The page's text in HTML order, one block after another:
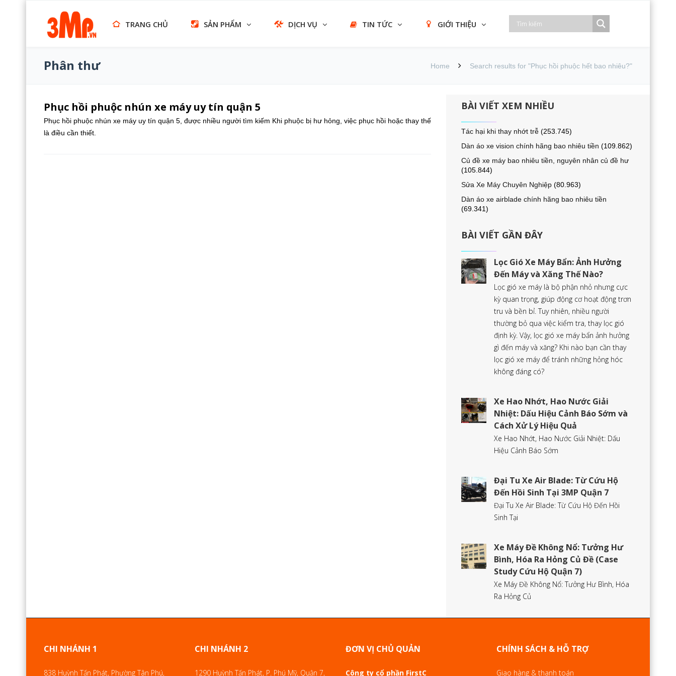
TRANG CHỦ SẢN PHẨM DỊCH VỤ TIN TỨC GIỚI THIỆU
Phân thư Home Search results for "Phục hồi phuộc hết bao nhiêu?"
Phục hồi phuộc nhún xe máy uy tín quận 5
Phục hồi phuộc nhún xe máy uy tín quận 5, được nhiều người tìm kiếm Khi phuộc bị hư hỏng, việc phục hồi hoặc thay thế
là điều cần thiết.
BÀI VIẾT XEM NHIỀU
Tác hại khi thay nhớt trễ (253.745)
Dàn áo xe vision chính hãng bao nhiêu tiền (109.862)
Củ đề xe máy bao nhiêu tiền, nguyên nhân củ đề hư
(105.844)
Sửa Xe Máy Chuyên Nghiệp (80.963)
Dàn áo xe airblade chính hãng bao nhiêu tiền
(69.341)
BÀI VIẾT GẦN ĐÂY
Lọc Gió Xe Máy Bẩn: Ảnh Hưởng
Đến Máy và Xăng Thế Nào?
Lọc gió xe máy là bộ phận nhỏ nhưng cực
kỳ quan trọng, giúp động cơ hoạt động trơn
tru và bền bỉ. Tuy nhiên, nhiều người
thường bỏ qua việc kiểm tra, thay lọc gió
định kỳ. Vậy, lọc gió xe máy bẩn ảnh hưởng
gì đến máy và xăng? Khi nào bạn cần thay
lọc gió xe máy để tránh những hỏng hóc
không đáng có?
Xe Hao Nhớt, Hao Nước Giải
Nhiệt: Dấu Hiệu Cảnh Báo Sớm và
Cách Xử Lý Hiệu Quả
Xe Hao Nhớt, Hao Nước Giải Nhiệt: Dấu
Hiệu Cảnh Báo Sớm
Đại Tu Xe Air Blade: Từ Cứu Hộ
Đến Hồi Sinh Tại 3MP Quận 7
Đại Tu Xe Air Blade: Từ Cứu Hộ Đến Hồi
Sinh Tại
Xe Máy Đề Không Nổ: Tưởng Hư
Bình, Hóa Ra Hỏng Củ Đề (Case
Study Cứu Hộ Quận 7)
Xe Máy Đề Không Nổ: Tưởng Hư Bình, Hóa
Ra Hỏng Củ
CHI NHÁNH 1
838 Huỳnh Tấn Phát, Phường Tân Phú,
CHI NHÁNH 2
1290 Huỳnh Tấn Phát, P. Phú Mỹ, Quận 7,
ĐƠN VỊ CHỦ QUẢN
Công ty cổ phần FirstC
CHÍNH SÁCH & HỖ TRỢ
Giao hàng & thanh toán